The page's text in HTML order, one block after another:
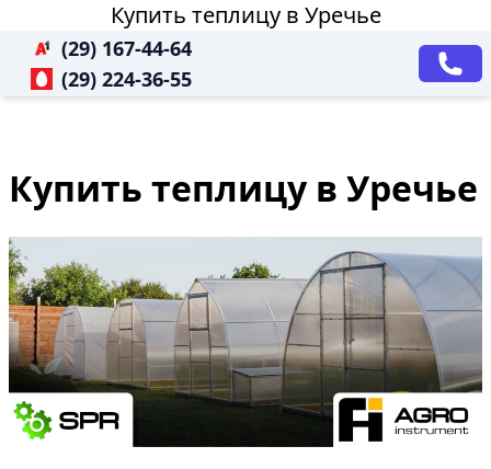
Купить теплицу в Уречье
(29) 167-44-64
(29) 224-36-55
Купить теплицу в Уречье